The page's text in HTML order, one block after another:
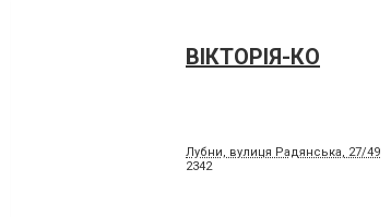
ВІКТОРІЯ-КО
Лубни, вулиця Радянська, 27/49
2342